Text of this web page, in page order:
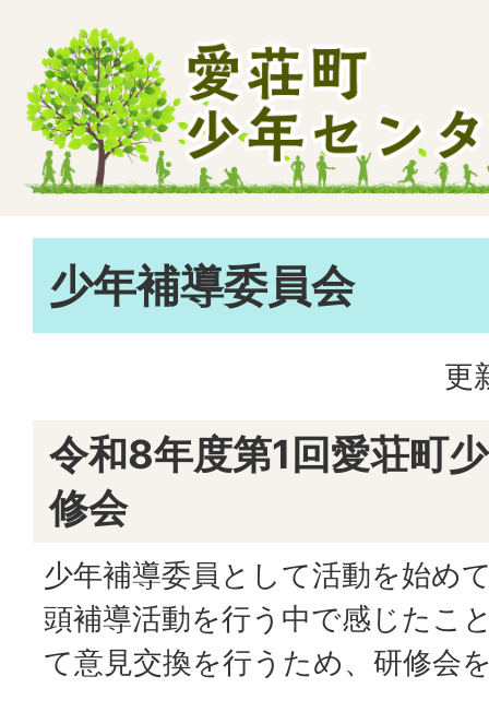
少年補導委員会
更
令和8年度第1回愛荘町
修会
少年補導委員として活動を始め
頭補導活動を行う中で感じたこ
て意見交換を行うため、研修会